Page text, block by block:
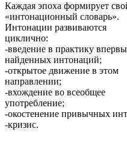
Каждая эпоха формирует
«интонационный словарь».
Интонации развиваются
циклично:
-введение в практику
найденных интонаций;
-открытое движение в этом
направлении;
-вхождение во всеобщее
употребление;
-окостенение привычных
-кризис.